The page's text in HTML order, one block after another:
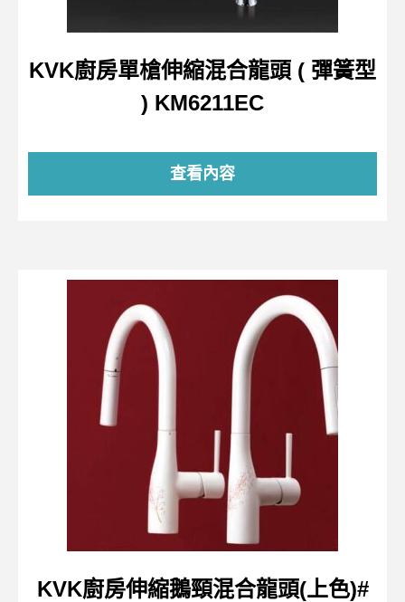
KVK廚房單槍伸縮混合龍頭 ( 彈簧型
) KM6211EC
查看內容
KVK廚房伸縮鵝頸混合龍頭(上色)#